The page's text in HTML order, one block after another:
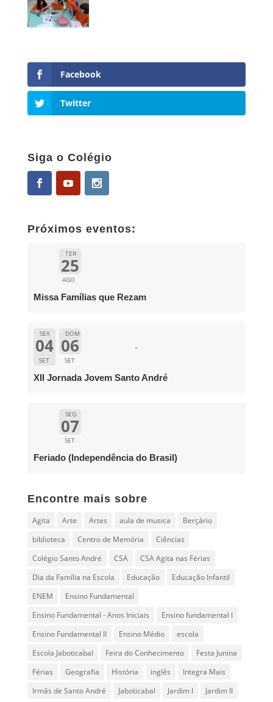
Facebook
Twitter
Siga o Colégio
Próximos eventos:
TER
25
AGO
Missa Famílias que Rezam
SEX
04
SET
DOM
06
SET
XII Jornada Jovem Santo André
SEG
07
SET
Feriado (Independência do Brasil)
Encontre mais sobre
Agita Arte Artes aula de musica
Berçário
biblioteca
Centro de Memória
Ciências
Colégio Santo André
CSA
CSA Agita nas Férias
Dia da Família na Escola
Educação
Educação Infantil
ENEM
Ensino Fundamental
Ensino Fundamental - Anos Iniciais
Ensino fundamental I
Ensino Fundamental II
Ensino Médio
escola
Escola Jaboticabal
Feira do Conhecimento
Festa Junina
Férias
Geografia História inglês
Integra Mais
Irmãs de Santo André
Jaboticabal Jardim I
Jardim II